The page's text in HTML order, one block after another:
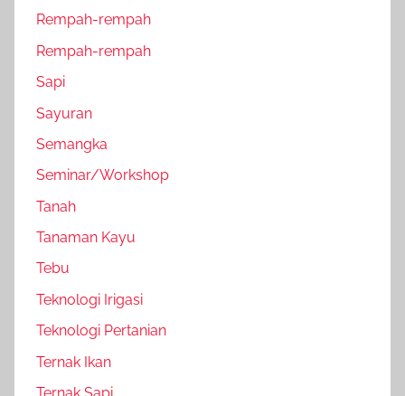
Rempah-rempah
Rempah-rempah
Sapi
Sayuran
Semangka
Seminar/Workshop
Tanah
Tanaman Kayu
Tebu
Teknologi Irigasi
Teknologi Pertanian
Ternak Ikan